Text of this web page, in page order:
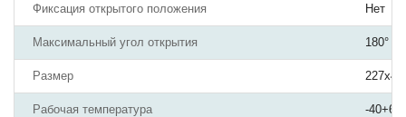
Фиксация открытого положения Нет
Максимальный угол открытия 180°
Размер
Рабочая температура -40+60